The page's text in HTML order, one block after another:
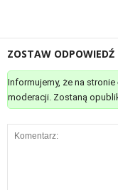
ZOSTAW ODPOWIEDŹ
Informujemy, że na stronie
moderacji. Zostaną